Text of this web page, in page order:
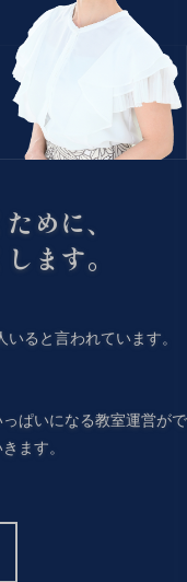
めに、
ます。
ると言われています。
ぱいになる教室運営がで
ます。